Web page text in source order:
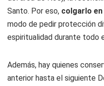
Santo. Por eso, colgarlo
modo de pedir protección
espiritualidad durante todo
Además, hay quienes
anterior hasta el siguiente